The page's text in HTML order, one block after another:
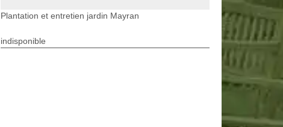
Plantation et entretien jardin Mayran
indisponible